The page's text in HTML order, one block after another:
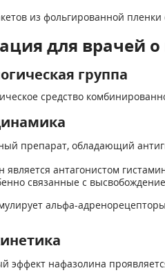
из фольгированной
для врачей
группа
средство
препарат, обладающий
антагонистом
связанные с
альфа-
эффект нафазолина